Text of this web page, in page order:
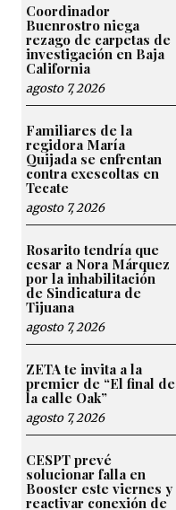
Coordinador
Buenrostro niega
rezago de carpetas de
investigación en Baja
California
agosto 7, 2026
Familiares de la
regidora María
Quijada se enfrentan
contra exescoltas en
Tecate
agosto 7, 2026
Rosarito tendría que
cesar a Nora Márquez
por la inhabilitación
de Sindicatura de
Tijuana
agosto 7, 2026
ZETA te invita a la
premier de “El final de
la calle Oak”
agosto 7, 2026
CESPT prevé
solucionar falla en
Booster este viernes y
reactivar conexión de